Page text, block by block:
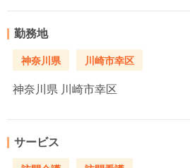
勤務地
神奈川県 川崎市幸区
神奈川県 川崎市幸区
サービス